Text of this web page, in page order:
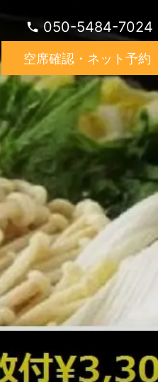
050-5484-7024
空席確認・ネット予約